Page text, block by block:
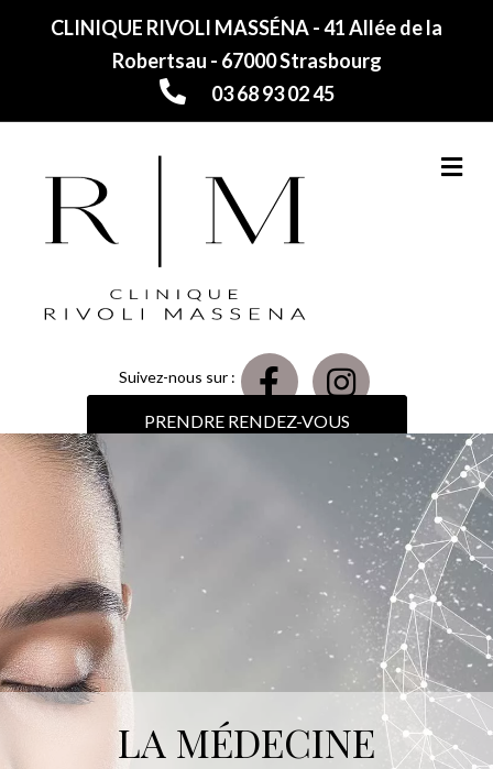
CLINIQUE RIVOLI MASSÉNA - 41 Allée de la
Robertsau - 67000 Strasbourg
03 68 93 02 45
Suivez-nous sur :
PRENDRE RENDEZ-VOUS
LA MÉDECINE